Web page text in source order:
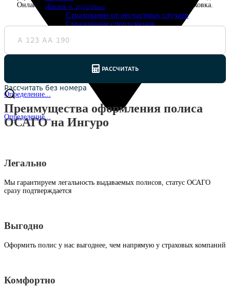
Определение...
Определение...
Жизнь и здоровье
Страхование от несчастных случаев
Страхование спортсменов
ДМС онлайн
Онлайн-расчет, минимальные документы, надежная страховка.
Преимущества оформления полиса
ОСАГО на Ингуро
Легально
Мы гарантируем легальность выдаваемых полисов, статус ОСАГО
сразу подтверждается
Выгодно
Оформить полис у нас выгоднее, чем напрямую у страховых компаний
Комфортно